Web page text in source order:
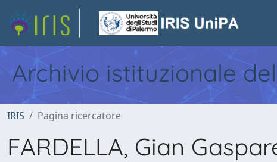
Archivio istituzionale
IRIS Pagina ricercatore
FARDELLA, Gian